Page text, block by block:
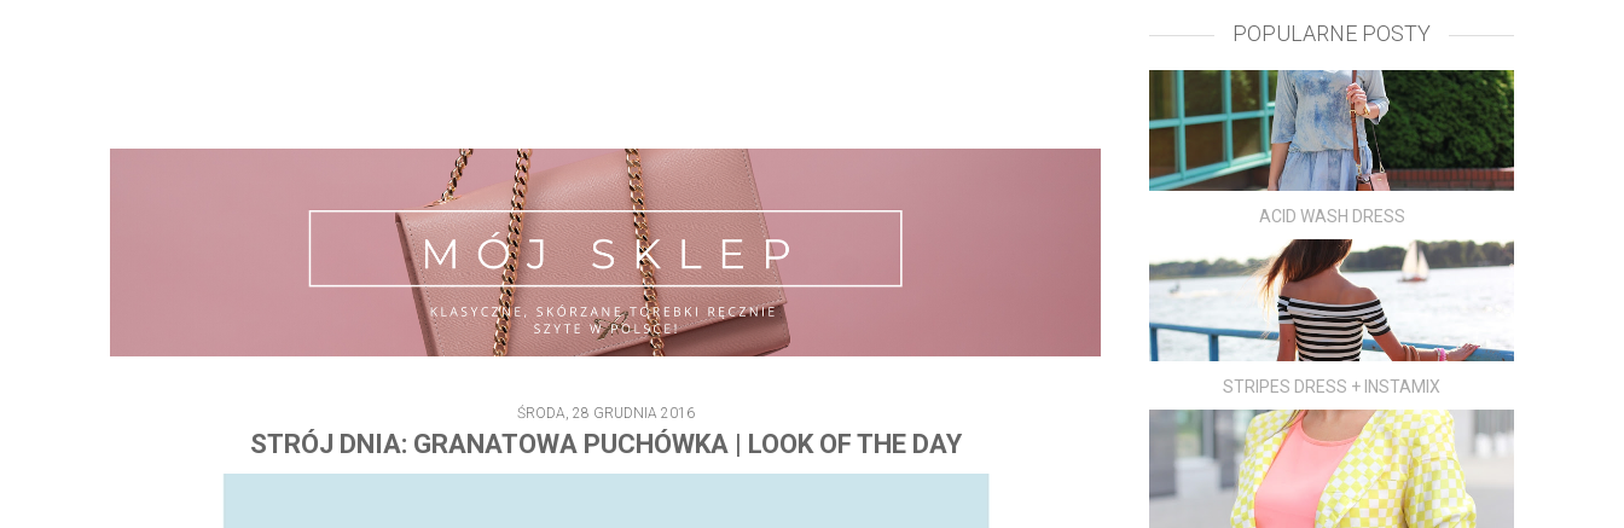
ŚRODA, 28 GRUDNIA 2016
STRÓJ DNIA: GRANATOWA PUCHÓWKA | LOOK OF THE DAY
POPULARNE POSTY
ACID WASH DRESS
STRIPES DRESS + INSTAMIX